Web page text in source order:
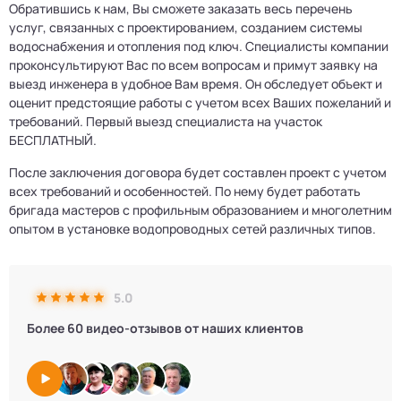
5.0
Более 60 видео-отзывов от наших клиентов
Обратившись к нам, Вы сможете заказать весь перечень
услуг, связанных с проектированием, созданием системы
водоснабжения и отопления под ключ. Специалисты компании
проконсультируют Вас по всем вопросам и примут заявку на
выезд инженера в удобное Вам время. Он обследует объект и
оценит предстоящие работы с учетом всех Ваших пожеланий и
требований. Первый выезд специалиста на участок
БЕСПЛАТНЫЙ.
После заключения договора будет составлен проект с учетом
всех требований и особенностей. По нему будет работать
бригада мастеров с профильным образованием и многолетним
опытом в установке водопроводных сетей различных типов.